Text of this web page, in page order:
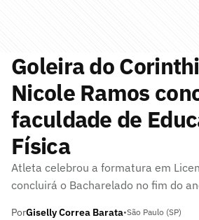
Goleira do
Nicole Ramos
faculdade de
Física
Atleta celebrou a formatura em
concluirá o Bacharelado no fim do
PorGiselly Correa Barata•São Paulo (SP)